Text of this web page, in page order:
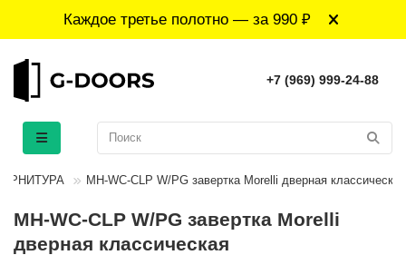
Каждое третье полотно — за 990 ₽
+7 (969) 999-24-88
MH-WC-CLP W/PG завертка Morelli дверная классическая
MH-WC-CLP W/PG завертка Morelli
дверная классическая